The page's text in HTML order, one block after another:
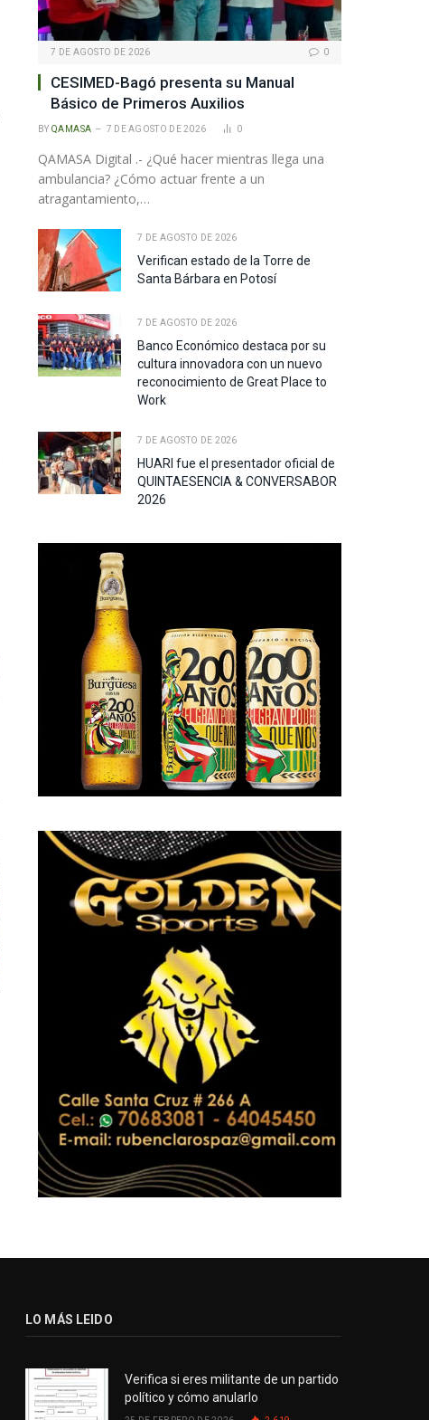
7 DE AGOSTO DE 2026 0
CESIMED-Bagó presenta su Manual
Básico de Primeros Auxilios
BY QAMASA 7 DE AGOSTO DE 2026 0
QAMASA Digital .- ¿Qué hacer mientras llega una
ambulancia? ¿Cómo actuar frente a un
atragantamiento,…
7 DE AGOSTO DE 2026
Verifican estado de la Torre de
Santa Bárbara en Potosí
7 DE AGOSTO DE 2026
Banco Económico destaca por su
cultura innovadora con un nuevo
reconocimiento de Great Place to
Work
7 DE AGOSTO DE 2026
HUARI fue el presentador oficial de
QUINTAESENCIA & CONVERSABOR
2026
LO MÁS LEIDO
Verifica si eres militante de un partido
político y cómo anularlo